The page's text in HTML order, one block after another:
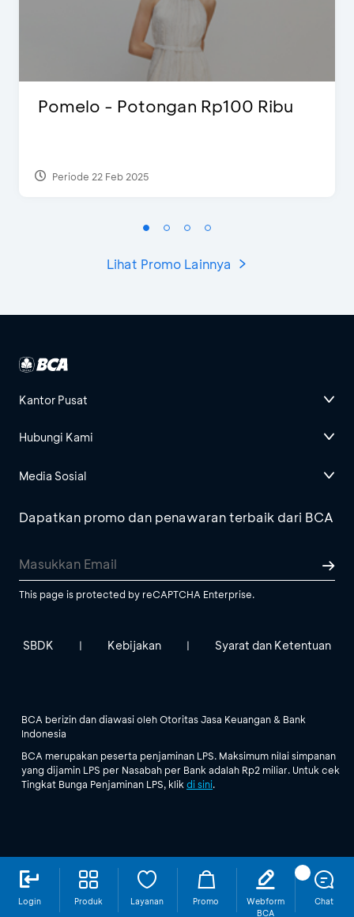
Login Produk Layanan Promo
Webform
BCA
Chat
Pomelo - Potongan Rp100 Ribu
Periode 22 Feb 2025
Lihat Promo Lainnya
Kantor Pusat
Hubungi Kami
Media Sosial
Dapatkan promo dan penawaran terbaik dari BCA
This page is protected by reCAPTCHA Enterprise.
SBDK | Kebijakan | Syarat dan Ketentuan
BCA berizin dan diawasi oleh Otoritas Jasa Keuangan & Bank
Indonesia
BCA merupakan peserta penjaminan LPS. Maksimum nilai simpanan
yang dijamin LPS per Nasabah per Bank adalah Rp2 miliar. Untuk cek
Tingkat Bunga Penjaminan LPS, klik di sini.